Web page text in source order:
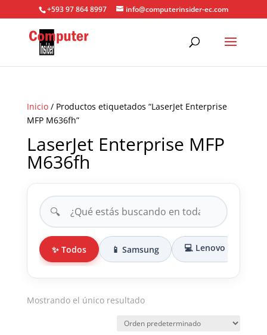
+593 97 864 8997 info@computerinsider-ec.com
Inicio/ Productos etiquetados “LaserJet Enterprise
MFP M636fh”
LaserJet Enterprise MFP
M636fh
🔍
✨ Todos 📱 Samsung 💻 Lenovo
Mostrando el único resultado